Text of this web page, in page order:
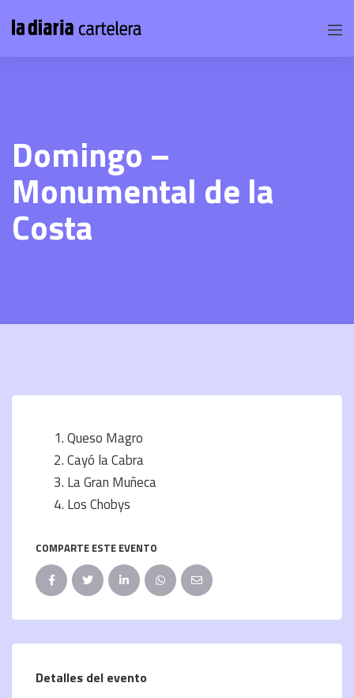
Domingo –
Monumental de la
Costa
Queso Magro
Cayó la Cabra
La Gran Muñeca
Los Chobys
COMPARTE ESTE EVENTO
Detalles del evento